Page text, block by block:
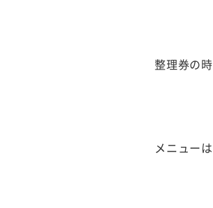
整理券の
メニュー